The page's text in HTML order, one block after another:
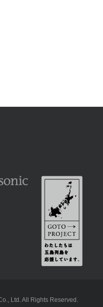
Ltd. All Rights Reserved.